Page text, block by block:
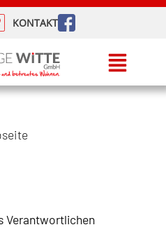
KONTAKT
Verantwortlichen